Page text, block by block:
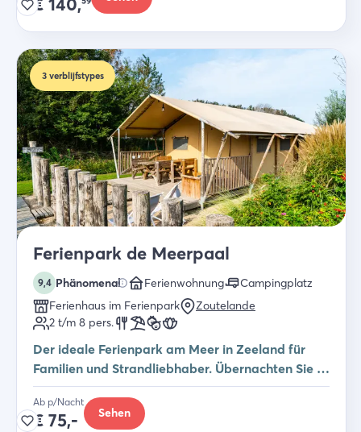
3 verblijfstypes
Ferienpark de Meerpaal
9,4 Phänomenal Ferienwohnung
Campingplatz
Ferienhaus im Ferienpark
Zoutelande
2 t/m 8 pers.
Der ideale Ferienpark am Meer in Zeeland für
Familien und Strandliebhaber. Übernachten Sie in
einem Studio, Safarizelt oder Ferienhaus.
Ab p/Nacht
€ 75,- Sehen